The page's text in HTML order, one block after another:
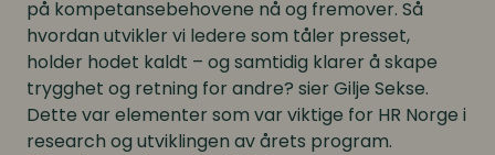
på kompetansebehovene nå og fremover. Så
hvordan utvikler vi ledere som tåler presset,
holder hodet kaldt – og samtidig klarer å skape
trygghet og retning for andre? sier Gilje Sekse.
Dette var elementer som var viktige for HR Norge i
research og utviklingen av årets program.